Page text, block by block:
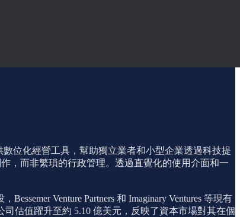
數位化經營工具，幫助獨立業者和小型企業透過科技提
，而非繁瑣的行政管理。透過直覺化的使用介面和一
Venture Partners 和 Imaginary Ventures 等現有
估值躍升至約 5.10 億美元，反映了資本市場對其在個